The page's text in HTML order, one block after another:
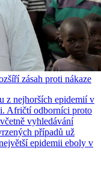
zásah proti nákaze
z nejhorších epidemií v
Afričtí odborníci proto
vyhledávání
případů už
epidemii eboly v